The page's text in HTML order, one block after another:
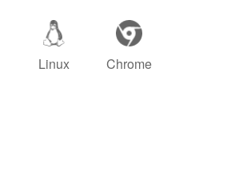
Linux Chrome